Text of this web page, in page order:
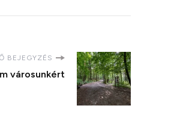
BEJEGYZÉS
városunkért